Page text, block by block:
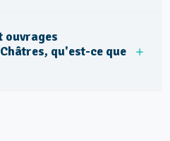
ouvrages
qu'est-ce que